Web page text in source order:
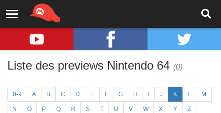
Liste des previews Nintendo 64 (0)
0-9 A B C D E F G H J K L M
N O P Q R S T U V W X Y Z